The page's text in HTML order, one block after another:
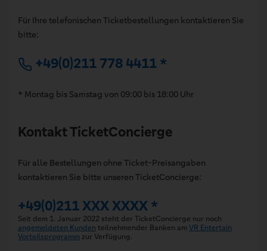
Für Ihre telefonischen Ticketbestellungen kontaktieren Sie
bitte:
+49(0)211 778 4411 *
* Montag bis Samstag von 09:00 bis 18:00 Uhr
Kontakt TicketConcierge
Für alle Bestellungen ohne Ticket-Preisangaben
kontaktieren Sie bitte unseren TicketConcierge:
+49(0)211 XXX XXXX *
Seit dem 1. Januar 2022 steht der TicketConcierge nur noch
angemeldeten Kunden teilnehmender Banken am VR Entertain
Vorteilsprogramm zur Verfügung.